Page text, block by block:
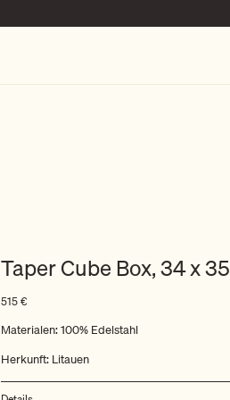
Taper Cube Box, 34 x 35
515€
Materialen: 100% Edelstahl
Herkunft: Litauen